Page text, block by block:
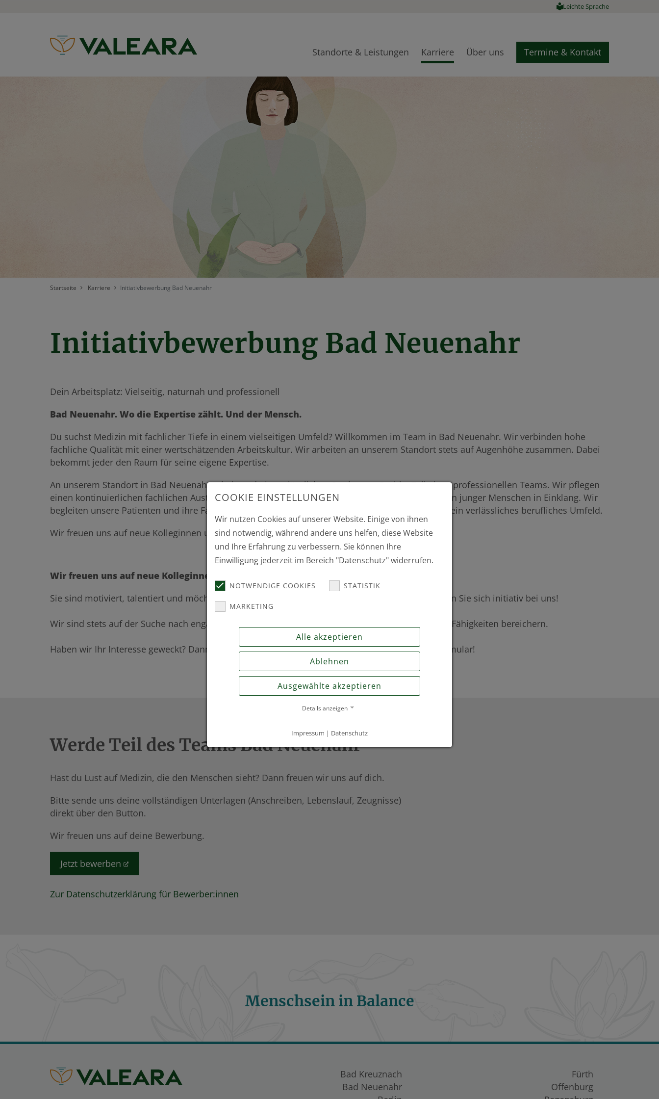
Leichte Sprache
Standorte & Leistungen Karriere Über uns Termine & Kontakt
Startseite Karriere Initiativbewerbung Bad Neuenahr
Initiativbewerbung Bad Neuenahr
Dein Arbeitsplatz: Vielseitig, naturnah und professionell
Bad Neuenahr. Wo die Expertise zählt. Und der Mensch.
Du suchst Medizin mit fachlicher Tiefe in einem vielseitigen Umfeld? Willkommen im Team in Bad Neuenahr. Wir verbinden hohe
fachliche Qualität mit einer wertschätzenden Arbeitskultur. Wir arbeiten an unserem Standort stets auf Augenhöhe zusammen. Dabei
bekommt jeder den Raum für seine eigene Expertise.
An unserem Standort in Bad Neuenahr arbeitest du in verlässlichen Strukturen. Du bist Teil eines professionellen Teams. Wir pflegen
einen kontinuierlichen fachlichen Austausch. Wir bringen moderne Therapie mit den Bedürfnissen junger Menschen in Einklang. Wir
begleiten unsere Patienten und ihre Familien umfassend. Wir bieten dir für diese wichtige Arbeit ein verlässliches berufliches Umfeld.
Wir freuen uns auf neue Kolleginnen und Kollegen
Wir freuen uns auf neue Kolleginnen und Kollegen
Sie sind motiviert, talentiert und möchten Teil eines erfolgreichen Teams werden? Dann bewerben Sie sich initiativ bei uns!
Wir sind stets auf der Suche nach engagierten Mitarbeitenden, die unser Unternehmen mit ihren Fähigkeiten bereichern.
Haben wir Ihr Interesse geweckt? Dann senden Sie uns Ihre Bewerbung über das Bewerbungsformular!
Werde Teil des Teams Bad Neuenahr
Hast du Lust auf Medizin, die den Menschen sieht? Dann freuen wir uns auf dich.
Bitte sende uns deine vollständigen Unterlagen (Anschreiben, Lebenslauf, Zeugnisse)
direkt über den Button.
Wir freuen uns auf deine Bewerbung.
Jetzt bewerben
Zur Datenschutzerklärung für Bewerber:innen
Menschsein in Balance
Bad Kreuznach
Bad Neuenahr
Fürth
Offenburg
COOKIE EINSTELLUNGEN
Wir nutzen Cookies auf unserer Website. Einige von ihnen
sind notwendig, während andere uns helfen, diese Website
und Ihre Erfahrung zu verbessern. Sie können Ihre
Einwilligung jederzeit im Bereich "Datenschutz" widerrufen.
NOTWENDIGE COOKIES STATISTIK
MARKETING
Alle akzeptieren
Ablehnen
Ausgewählte akzeptieren
Details anzeigen
Impressum | Datenschutz